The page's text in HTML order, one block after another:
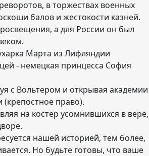
в торжествах военных
балов и жестокости казней.
а для России он был
Марта из Лифляндии
- немецкая принцесса София
с Вольтером и открывая академии
право).
на костер усомнившихся в вере,
нашей историей, тем более,
Но будьте готовы, что ваше